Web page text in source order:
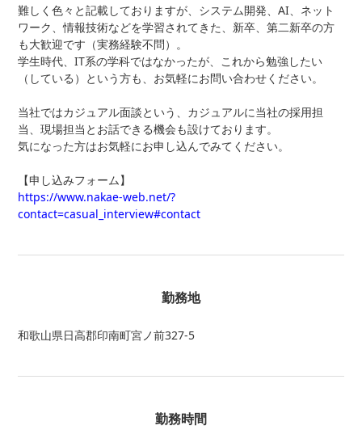
難しく色々と記載しておりますが、システム開発、AI、ネット
ワーク、情報技術などを学習されてきた、新卒、第二新卒の方
も大歓迎です（実務経験不問）。
学生時代、IT系の学科ではなかったが、これから勉強したい
（している）という方も、お気軽にお問い合わせください。
当社ではカジュアル面談という、カジュアルに当社の採用担
当、現場担当とお話できる機会も設けております。
気になった方はお気軽にお申し込んでみてください。
【申し込みフォーム】
https://www.nakae-web.net/?
contact=casual_interview#contact
勤務地
和歌山県日高郡印南町宮ノ前327-5
勤務時間